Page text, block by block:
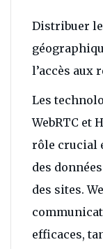
Distribuer
l’accès aux
Les
WebRTC et
rôle crucial
des
des sites.
efficaces,